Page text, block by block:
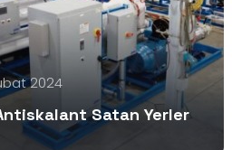
2024
Satan Yerler